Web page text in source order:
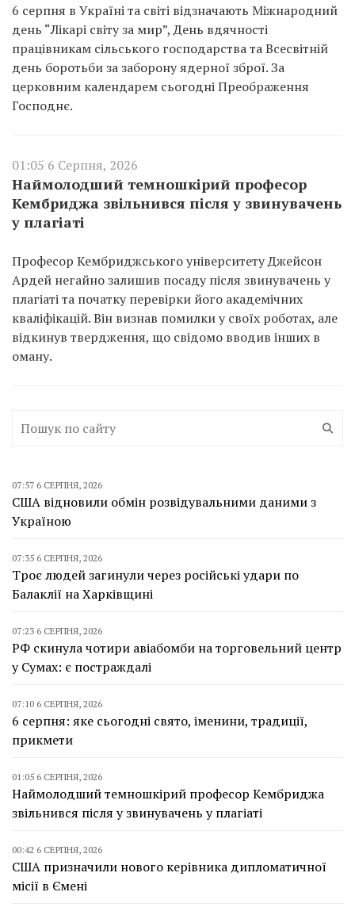
6 серпня в Україні та світі відзначають Міжнародний
день “Лікарі світу за мир”, День вдячності
працівникам сільського господарства та Всесвітній
день боротьби за заборону ядерної зброї. За
церковним календарем сьогодні Преображення
Господнє.
01:05 6 Серпня, 2026
Наймолодший темношкірий професор
Кембриджа звільнився після у звинувачень
у плагіаті
Професор Кембриджського університету Джейсон
Ардей негайно залишив посаду після звинувачень у
плагіаті та початку перевірки його академічних
кваліфікацій. Він визнав помилки у своїх роботах, але
відкинув твердження, що свідомо вводив інших в
оману.
07:57 6 СЕРПНЯ, 2026
США відновили обмін розвідувальними даними з
Україною
07:35 6 СЕРПНЯ, 2026
Троє людей загинули через російські удари по
Балаклії на Харківщині
07:23 6 СЕРПНЯ, 2026
РФ скинула чотири авіабомби на торговельний центр
у Сумах: є постраждалі
07:10 6 СЕРПНЯ, 2026
6 серпня: яке сьогодні свято, іменини, традиції,
прикмети
01:05 6 СЕРПНЯ, 2026
Наймолодший темношкірий професор Кембриджа
звільнився після у звинувачень у плагіаті
00:42 6 СЕРПНЯ, 2026
США призначили нового керівника дипломатичної
місії в Ємені